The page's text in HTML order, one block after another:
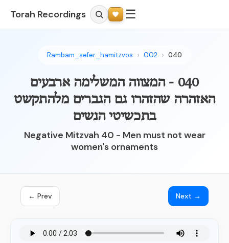
Torah Recordings ☰
Rambam_sefer_hamitzvos 002 040
040 - המצווה המשלימה ארבעים
האזהרה שהזהרו גם הגברים מלהתקשט
בתכשיטי הנשים
Negative Mitzvah 40 - Men must not wear
women's ornaments
← Prev Next →